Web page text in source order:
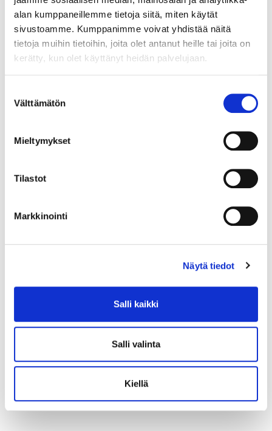
alan kumppaneillemme tietoja siitä, miten käytät
sivustoamme. Kumppanimme voivat yhdistää näitä
tietoja muihin tietoihin, joita olet antanut heille tai joita on
kerätty, kun olet käyttänyt heidän palvelujaan.
valinta
Välttämätön
Mieltymykset
Tilastot
Markkinointi
Näytä tiedot
Salli kaikki
Salli valinta
Kiellä
Tarjous
11.8.2026 19:02:30